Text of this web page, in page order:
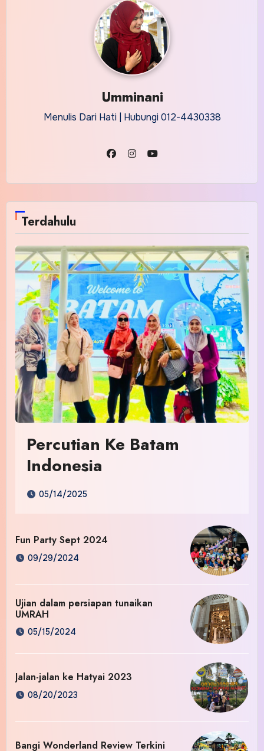
Umminani
Menulis Dari Hati | Hubungi 012-4430338
Terdahulu
Percutian Ke Batam
Indonesia
05/14/2025
Fun Party Sept 2024
09/29/2024
Ujian dalam persiapan tunaikan
UMRAH
05/15/2024
Jalan-jalan ke Hatyai 2023
08/20/2023
Bangi Wonderland Review Terkini